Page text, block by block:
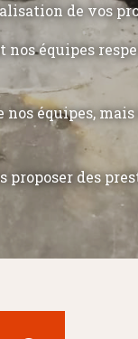
de vos
équipes
équipes,
des